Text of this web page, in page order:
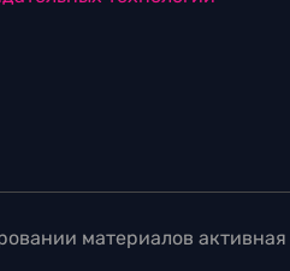
материалов активная